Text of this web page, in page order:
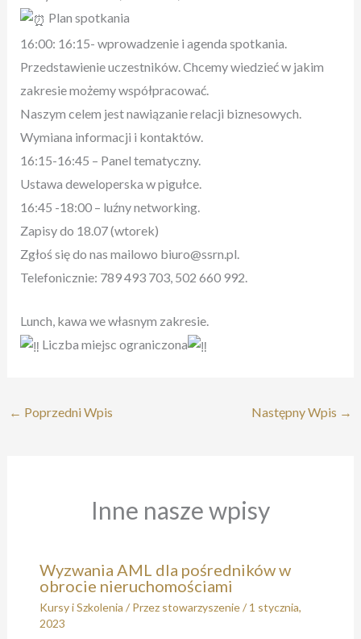
Plan spotkania
16:00: 16:15- wprowadzenie i agenda spotkania.
Przedstawienie uczestników. Chcemy wiedzieć w jakim
zakresie możemy współpracować.
Naszym celem jest nawiązanie relacji biznesowych.
Wymiana informacji i kontaktów.
16:15-16:45 – Panel tematyczny.
Ustawa deweloperska w pigułce.
16:45 -18:00 – luźny networking.
Zapisy do 18.07 (wtorek)
Zgłoś się do nas mailowo biuro@ssrn.pl.
Telefonicznie: 789 493 703, 502 660 992.
Lunch, kawa we własnym zakresie.
Liczba miejsc ograniczona
← Poprzedni Wpis Następny Wpis →
Inne nasze wpisy
Wyzwania AML dla pośredników w
obrocie nieruchomościami​
Kursy i Szkolenia / Przez stowarzyszenie/ 1 stycznia,
2023